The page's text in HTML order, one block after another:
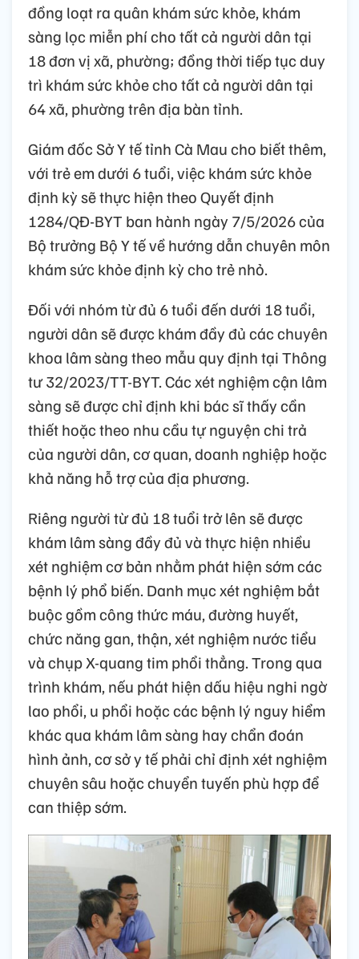
đồng loạt ra quân khám sức khỏe, khám
sàng lọc miễn phí cho tất cả người dân tại
18 đơn vị xã, phường; đồng thời tiếp tục duy
trì khám sức khỏe cho tất cả người dân tại
64 xã, phường trên địa bàn tỉnh.
Giám đốc Sở Y tế tỉnh Cà Mau cho biết thêm,
với trẻ em dưới 6 tuổi, việc khám sức khỏe
định kỳ sẽ thực hiện theo Quyết định
1284/QĐ-BYT ban hành ngày 7/5/2026 của
Bộ trưởng Bộ Y tế về hướng dẫn chuyên môn
khám sức khỏe định kỳ cho trẻ nhỏ.
Đối với nhóm từ đủ 6 tuổi đến dưới 18 tuổi,
người dân sẽ được khám đầy đủ các chuyên
khoa lâm sàng theo mẫu quy định tại Thông
tư 32/2023/TT-BYT. Các xét nghiệm cận lâm
sàng sẽ được chỉ định khi bác sĩ thấy cần
thiết hoặc theo nhu cầu tự nguyện chi trả
của người dân, cơ quan, doanh nghiệp hoặc
khả năng hỗ trợ của địa phương.
Riêng người từ đủ 18 tuổi trở lên sẽ được
khám lâm sàng đầy đủ và thực hiện nhiều
xét nghiệm cơ bản nhằm phát hiện sớm các
bệnh lý phổ biến. Danh mục xét nghiệm bắt
buộc gồm công thức máu, đường huyết,
chức năng gan, thận, xét nghiệm nước tiểu
và chụp X-quang tim phổi thẳng. Trong qua
trình khám, nếu phát hiện dấu hiệu nghi ngờ
lao phổi, u phổi hoặc các bệnh lý nguy hiểm
khác qua khám lâm sàng hay chẩn đoán
hình ảnh, cơ sở y tế phải chỉ định xét nghiệm
chuyên sâu hoặc chuyển tuyến phù hợp để
can thiệp sớm.